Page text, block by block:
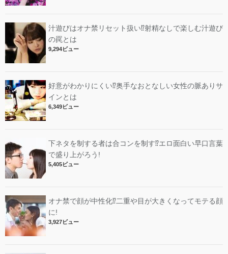
汁遊びはオナ禁リセット扱い⁉︎射精なしで楽しむ汁遊び
の罠とは
9,294ビュー
好意がわかりにくい⁉︎奥手なおとなしい女性の脈ありサ
インとは
6,349ビュー
下ネタを制する者は合コンを制す⁉︎エロ面白い早口言葉
で盛り上がろう!
5,405ビュー
オナ禁で顔が中性化⁉︎二重や目が大きくなってモテる顔
に!
3,927ビュー